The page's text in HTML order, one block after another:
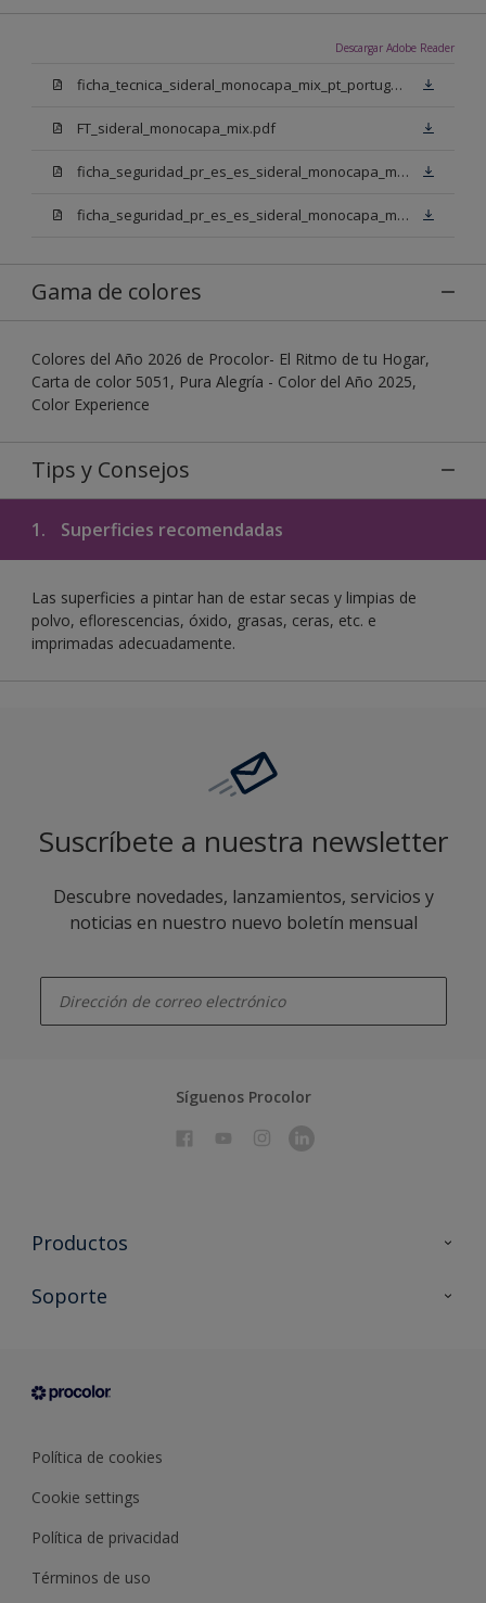
Descargar Adobe Reader
ficha_tecnica_sideral_monocapa_mix_pt_portugal.pdf
FT_sideral_monocapa_mix.pdf
ficha_seguridad_pr_es_es_sideral_monocapa_mix_bn.pdf
ficha_seguridad_pr_es_es_sideral_monocapa_mix_bb.pdf
Gama de colores
Colores del Año 2026 de Procolor- El Ritmo de tu Hogar,
Carta de color 5051, Pura Alegría - Color del Año 2025,
Color Experience
Tips y Consejos
1. Superficies recomendadas
Las superficies a pintar han de estar secas y limpias de
polvo, eflorescencias, óxido, grasas, ceras, etc. e
imprimadas adecuadamente.
Suscríbete a nuestra newsletter
Descubre novedades, lanzamientos, servicios y
noticias en nuestro nuevo boletín mensual
Síguenos Procolor
Productos
Todos los productos
Condiciones generales de venta
Soporte
Sobre Procolor
Política de cookies
Cookie settings
Política de privacidad
Términos de uso